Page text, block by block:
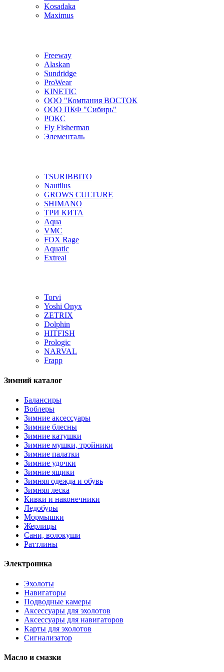
Kosadaka
Maximus
Freeway
Alaskan
Sundridge
ProWear
KINETIC
ООО "Компания ВОСТОК
ООО ПКФ "Сибирь"
РОКС
Fly Fisherman
Элементаль
TSURIBBITO
Nautilus
GROWS CULTURE
SHIMANO
ТРИ КИТА
Aqua
VMC
FOX Rage
Aquatic
Extreal
Torvi
Yoshi Onyx
ZETRIX
Dolphin
HITFISH
Prologic
NARVAL
Frapp
Зимний каталог
Балансиры
Воблеры
Зимние аксессуары
Зимние блесны
Зимние катушки
Зимние мушки, тройники
Зимние палатки
Зимние удочки
Зимние ящики
Зимняя одежда и обувь
Зимняя леска
Кивки и наконечники
Ледобуры
Мормышки
Жерлицы
Сани, волокуши
Раттлины
Электроника
Эхолоты
Навигаторы
Подводные камеры
Аксессуары для эхолотов
Аксессуары для навигаторов
Карты для эхолотов
Сигнализатор
Масло и смазки